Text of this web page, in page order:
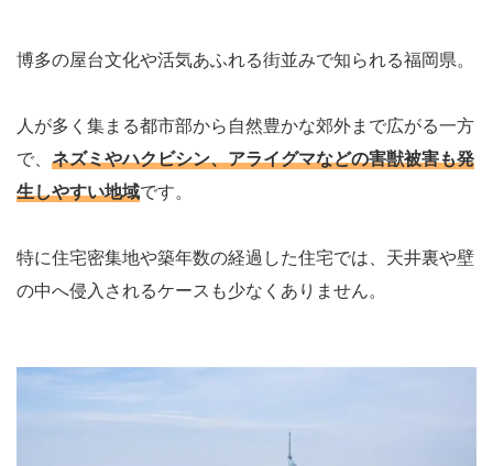
博多の屋台文化や活気あふれる街並みで知られる福岡県。
人が多く集まる都市部から自然豊かな郊外まで広がる一方
で、 ネズミやハクビシン、アライグマなどの害獣被害も発
生しやすい地域です。
特に住宅密集地や築年数の経過した住宅では、天井裏や壁
の中へ侵入されるケースも少なくありません。